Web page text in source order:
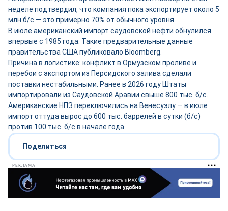
неделе подтвердил, что компания пока экспортирует около 5
млн б/с — это примерно 70% от обычного уровня.
В июле американский импорт саудовской нефти обнулился
впервые с 1985 года. Такие предварительные данные
правительства США публиковало Bloomberg.
Причина в логистике: конфликт в Ормузском проливе и
перебои с экспортом из Персидского залива сделали
поставки нестабильными. Ранее в 2026 году Штаты
импортировали из Саудовской Аравии свыше 800 тыс. б/с.
Американские НПЗ переключились на Венесуэлу — в июле
импорт оттуда вырос до 600 тыс. баррелей в сутки (б/с)
против 100 тыс. б/с в начале года.
Поделиться
РЕКЛАМА